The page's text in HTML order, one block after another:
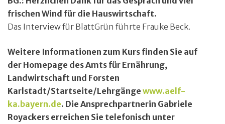
frischen Wind für die Hauswirtschaft.
Das Interview für BlattGrün führte Frauke Beck.
Weitere Informationen zum Kurs finden Sie auf
der Homepage des Amts für Ernährung,
Landwirtschaft und Forsten
Karlstadt/Startseite/Lehrgänge www.aelf-
ka.bayern.de. Die Ansprechpartnerin Gabriele
Royackers erreichen Sie telefonisch unter